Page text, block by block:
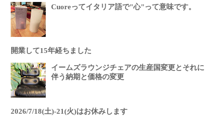
Cuoreってイタリア語で"心"って意味です。
開業して15年経ちました
イームズラウンジチェアの生産国変更とそれに
伴う納期と価格の変更
2026/7/18(土)-21(火)はお休みします